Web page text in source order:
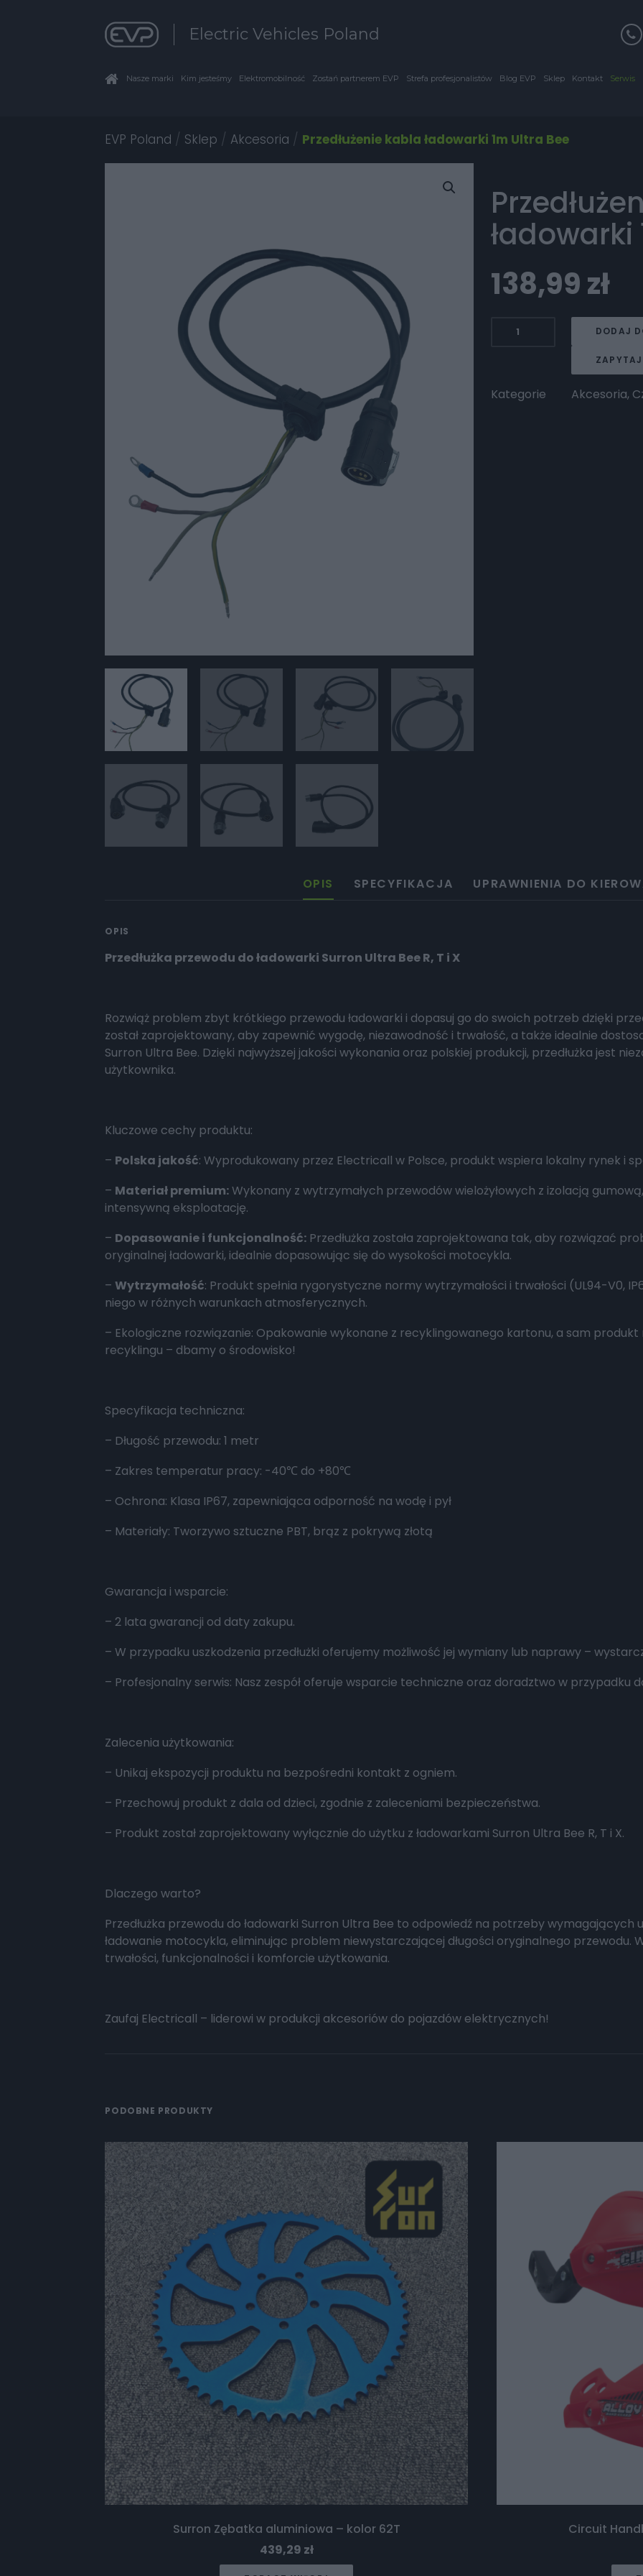
Electric Vehicles Poland
Nasze marki Kim jesteśmy Elektromobilność Zostań partnerem EVP Strefa profesjonalistów Blog EVP Sklep Kontakt Serwis
EVP Poland / Sklep / Akcesoria / Przedłużenie kabla ładowarki 1m Ultra Bee
ładowarki
138,99zł
1m
DODAJ
Kategorie Akcesoria,
OPIS SPECYFIKACJA UPRAWNIENIA DO
OPIS
Przedłużka przewodu do ładowarki Surron Ultra Bee R, T i X
Rozwiąż problem zbyt krótkiego przewodu ładowarki i dopasuj go do swoich potrzeb dzięki
został zaprojektowany, aby zapewnić wygodę, niezawodność i trwałość, a także idealnie
Surron Ultra Bee. Dzięki najwyższej jakości wykonania oraz polskiej produkcji, przedłużka jest
użytkownika.
Kluczowe cechy produktu:
– Polska jakość: Wyprodukowany przez Electricall w Polsce, produkt wspiera lokalny rynek i
– Materiał premium:Wykonany z wytrzymałych przewodów wielożyłowych z izolacją
intensywną eksploatację.
– Dopasowanie i funkcjonalność: Przedłużka została zaprojektowana tak, aby rozwiązać
oryginalnej ładowarki, idealnie dopasowując się do wysokości motocykla.
–Wytrzymałość: Produkt spełnia rygorystyczne normy wytrzymałości i trwałości (UL94-V0,
niego w różnych warunkach atmosferycznych.
– Ekologiczne rozwiązanie: Opakowanie wykonane z recyklingowanego kartonu, a sam
recyklingu – dbamy o środowisko!
Specyfikacja techniczna:
– Długość przewodu: 1 metr
– Zakres temperatur pracy: -40℃ do +80℃
– Ochrona: Klasa IP67, zapewniająca odporność na wodę i pył
– Materiały: Tworzywo sztuczne PBT, brąz z pokrywą złotą
Gwarancja i wsparcie:
– 2 lata gwarancji od daty zakupu.
– W przypadku uszkodzenia przedłużki oferujemy możliwość jej wymiany lub naprawy –
– Profesjonalny serwis: Nasz zespół oferuje wsparcie techniczne oraz doradztwo w przypadku
Zalecenia użytkowania:
– Unikaj ekspozycji produktu na bezpośredni kontakt z ogniem.
– Przechowuj produkt z dala od dzieci, zgodnie z zaleceniami bezpieczeństwa.
– Produkt został zaprojektowany wyłącznie do użytku z ładowarkami Surron Ultra Bee R, T i X.
Dlaczego warto?
Przedłużka przewodu do ładowarki Surron Ultra Bee to odpowiedź na potrzeby wymagających
ładowanie motocykla, eliminując problem niewystarczającej długości oryginalnego przewodu.
trwałości, funkcjonalności i komforcie użytkowania.
Zaufaj Electricall – liderowi w produkcji akcesoriów do pojazdów elektrycznych!
PODOBNE PRODUKTY
Surron Zębatka aluminiowa – kolor 62T
439,29 zł
Circuit